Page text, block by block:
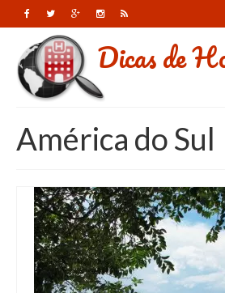
Dicas de
América do Sul